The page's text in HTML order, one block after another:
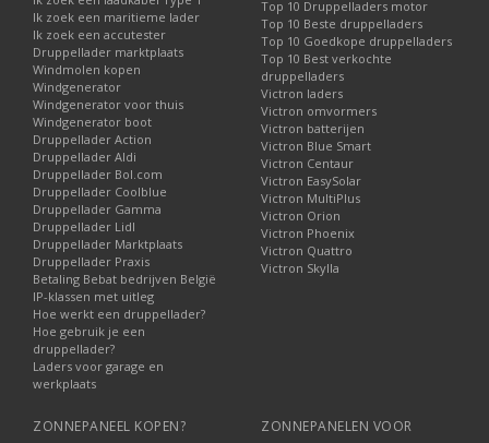
Ik zoek een maritieme lader
Ik zoek een accutester
Druppellader marktplaats
Windmolen kopen
Windgenerator
Windgenerator voor thuis
Windgenerator boot
Druppellader Action
Druppellader Aldi
Druppellader Bol.com
Druppellader Coolblue
Druppellader Gamma
Druppellader Lidl
Druppellader Marktplaats
Druppellader Praxis
Betaling Bebat bedrijven België
IP-klassen met uitleg
Hoe werkt een druppellader?
Hoe gebruik je een
druppellader?
Laders voor garage en
werkplaats
Top 10 Druppelladers motor
Top 10 Beste druppelladers
Top 10 Goedkope druppelladers
Top 10 Best verkochte
druppelladers
Victron laders
Victron omvormers
Victron batterijen
Victron Blue Smart
Victron Centaur
Victron EasySolar
Victron MultiPlus
Victron Orion
Victron Phoenix
Victron Quattro
Victron Skylla
ZONNEPANEEL KOPEN? ZONNEPANELEN VOOR